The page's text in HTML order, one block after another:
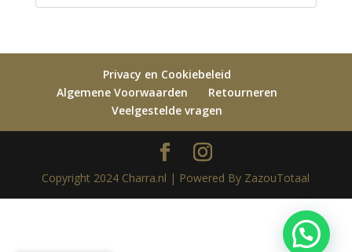
Privacy en Cookiebeleid
Algemene Voorwaarden
Retourneren
Veelgestelde vragen
Copyright 2024 Charra.nl | Powered By ZazouTotaal